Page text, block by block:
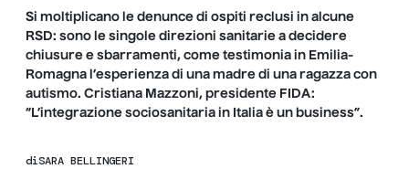
Si moltiplicano le denunce di ospiti reclusi in alcune
RSD: sono le singole direzioni sanitarie a decidere
chiusure e sbarramenti, come testimonia in Emilia-
Romagna l’esperienza di una madre di una ragazza con
autismo. Cristiana Mazzoni, presidente FIDA:
“L’integrazione sociosanitaria in Italia è un business”.
diSARA BELLINGERI